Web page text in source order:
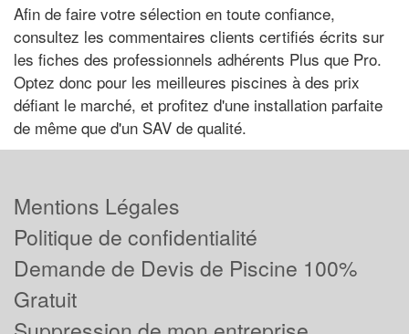
Afin de faire votre sélection en toute confiance,
consultez les commentaires clients certifiés écrits sur
les fiches des professionnels adhérents Plus que Pro.
Optez donc pour les meilleures piscines à des prix
défiant le marché, et profitez d'une installation parfaite
de même que d'un SAV de qualité.
Mentions Légales
Politique de confidentialité
Demande de Devis de Piscine 100%
Gratuit